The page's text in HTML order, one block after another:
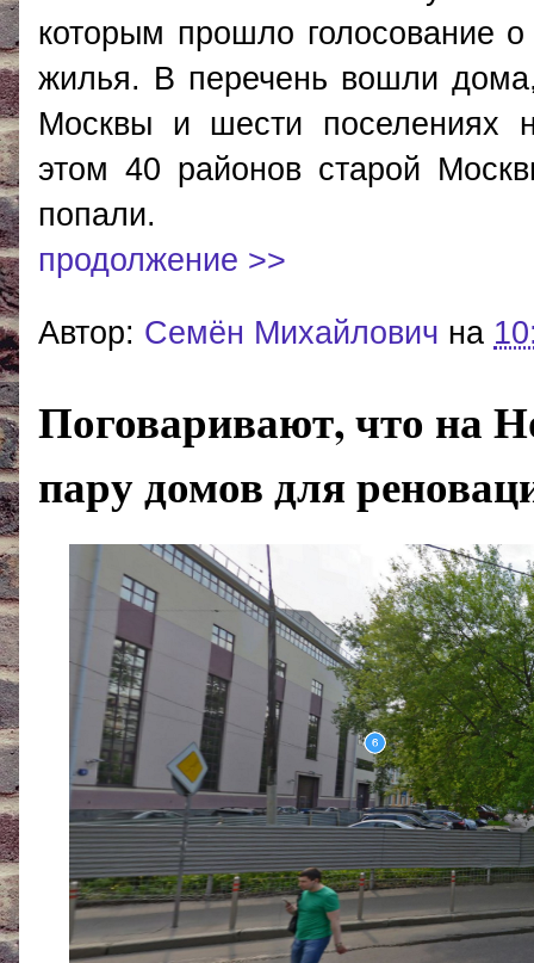
которым прошло голосование
жилья. В перечень вошли
Москвы и шести поселениях
этом 40 районов старой
попали.
продолжение >>
Автор: Cемён Михайлович на
Поговаривают, что на
пару домов для